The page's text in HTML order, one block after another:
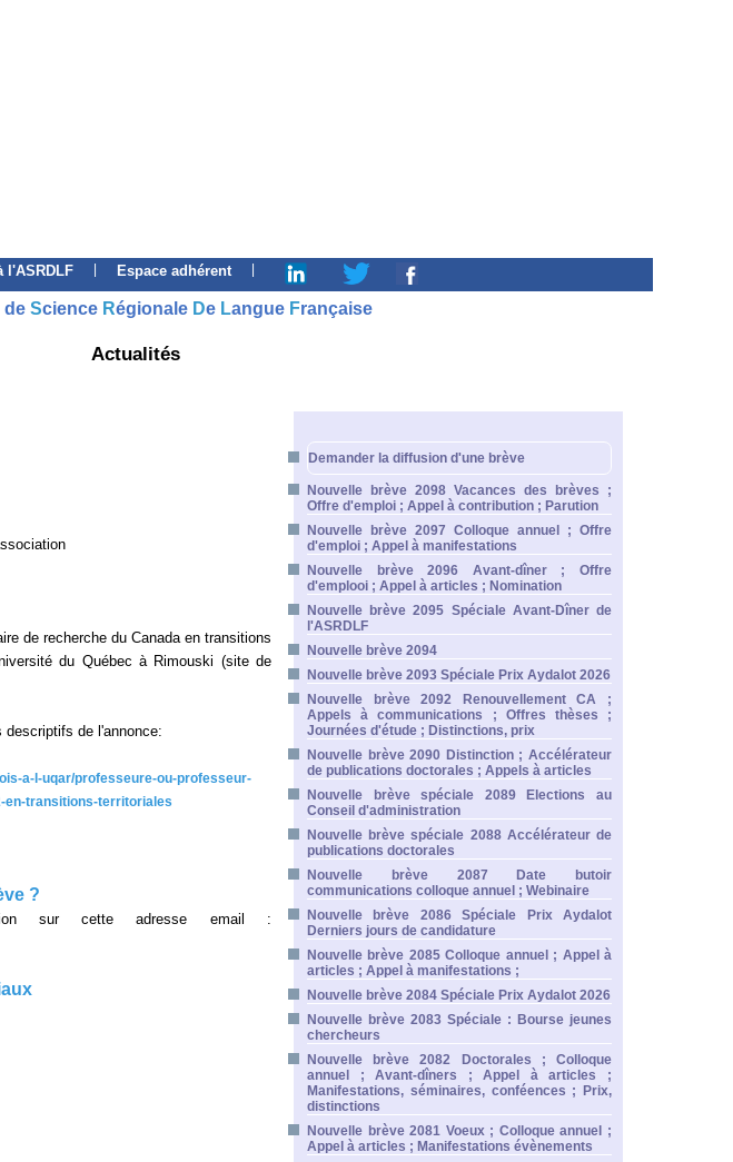
l'ASRDLF Espace adhérent
de Science Régionale De Langue Française
Actualités
de recherche du Canada en transitions
du Québec à Rimouski (site de
de l'annonce:
a-l-uqar/professeure-ou-professeur-
en-transitions-territoriales
?
sur cette adresse email :
Demander la diffusion d'une brève
Nouvelle brève 2098 Vacances des brèves ;
Offre d'emploi ; Appel à contribution ; Parution
Nouvelle brève 2097 Colloque annuel ; Offre
d'emploi ; Appel à manifestations
Nouvelle brève 2096 Avant-dîner ; Offre
d'emplooi ; Appel à articles ; Nomination
Nouvelle brève 2095 Spéciale Avant-Dîner de
l'ASRDLF
Nouvelle brève 2094
Nouvelle brève 2093 Spéciale Prix Aydalot 2026
Nouvelle brève 2092 Renouvellement CA ;
Appels à communications ; Offres thèses ;
Journées d'étude ; Distinctions, prix
Nouvelle brève 2090 Distinction ; Accélérateur
de publications doctorales ; Appels à articles
Nouvelle brève spéciale 2089 Elections au
Conseil d'administration
Nouvelle brève spéciale 2088 Accélérateur de
publications doctorales
Nouvelle brève 2087 Date butoir
communications colloque annuel ; Webinaire
Nouvelle brève 2086 Spéciale Prix Aydalot
Derniers jours de candidature
Nouvelle brève 2085 Colloque annuel ; Appel à
articles ; Appel à manifestations ;
Nouvelle brève 2084 Spéciale Prix Aydalot 2026
Nouvelle brève 2083 Spéciale : Bourse jeunes
chercheurs
Nouvelle brève 2082 Doctorales ; Colloque
annuel ; Avant-dîners ; Appel à articles ;
Manifestations, séminaires, conféences ; Prix,
distinctions
Nouvelle brève 2081 Voeux ; Colloque annuel ;
Appel à articles ; Manifestations évènements